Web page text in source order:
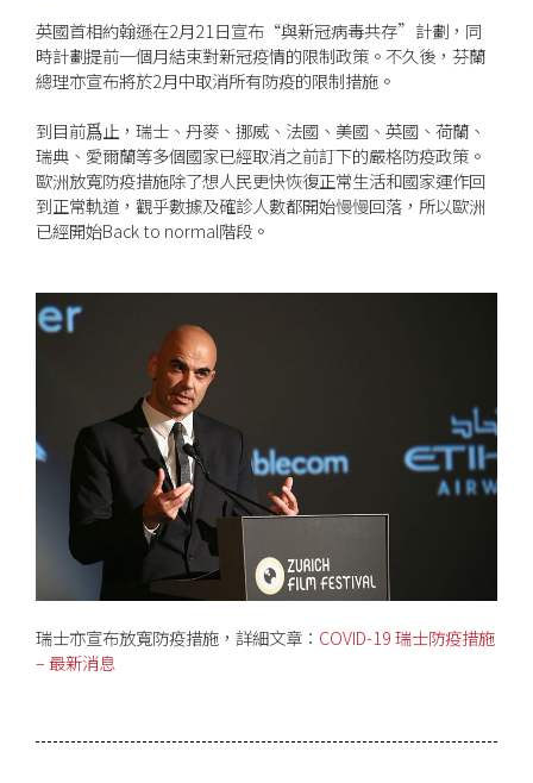
英國首相約翰遜在2月21日宣布“與新冠病毒共存”計劃，同
時計劃提前一個月結束對新冠疫情的限制政策。不久後，芬蘭
總理亦宣布將於2月中取消所有防疫的限制措施。
到目前爲止，瑞士、丹麥、挪威、法國、美國、英國、荷蘭、
瑞典、愛爾蘭等多個國家已經取消之前訂下的嚴格防疫政策。
歐洲放寬防疫措施除了想人民更快恢復正常生活和國家運作回
到正常軌道，觀乎數據及確診人數都開始慢慢回落，所以歐洲
已經開始Back to normal階段。
瑞士亦宣布放寬防疫措施，詳細文章： COVID-19 瑞士防疫措施
– 最新消息